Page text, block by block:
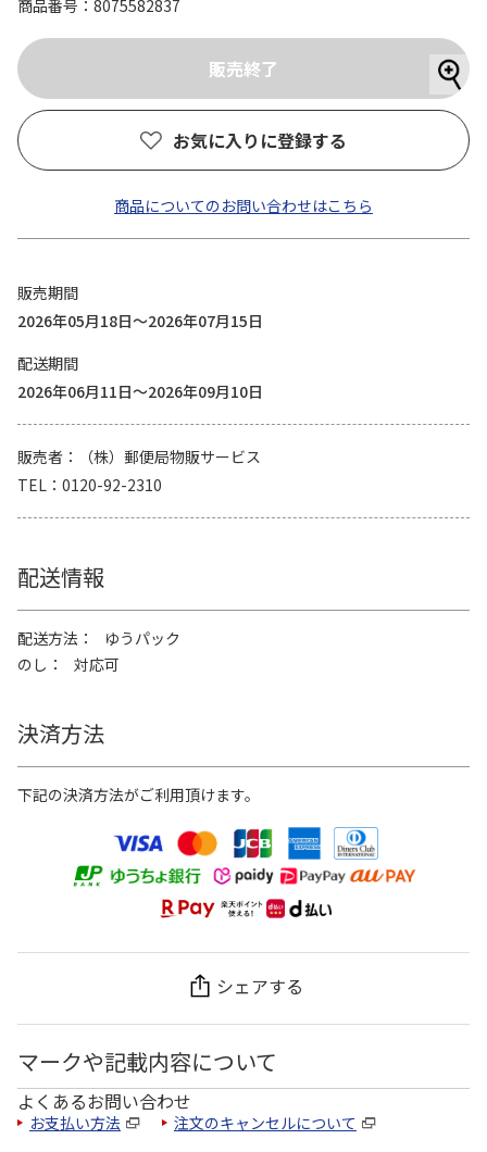
商品番号
8075582837
お気に入りに登録する
商品についてのお問い合わせはこちら
販売期間
2026年05月18日～2026年07月15日
配送期間
2026年06月11日～2026年09月10日
販売者
（株）郵便局物販サービス
TEL
0120-92-2310
配送情報
配送方法
ゆうパック
のし
対応可
決済方法
下記の決済方法がご利用頂けます。
シェアする
マークや記載内容について
よくあるお問い合わせ
お支払い方法 注文のキャンセルについて